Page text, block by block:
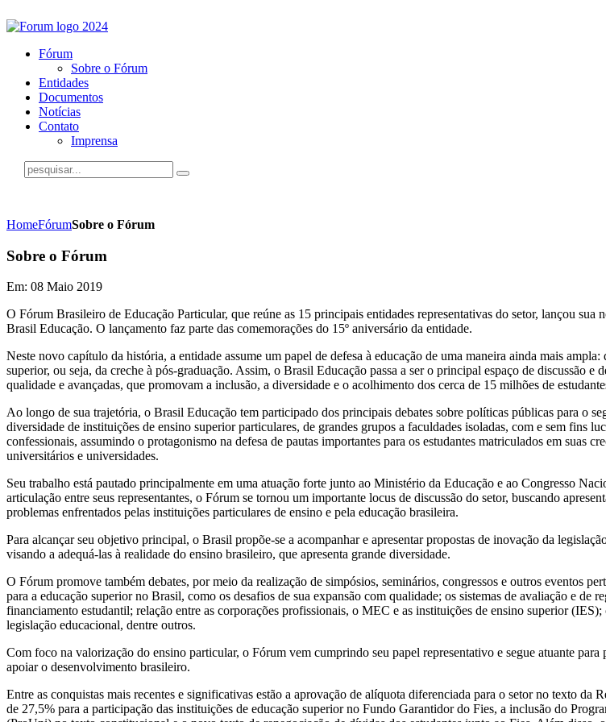
Fórum
Sobre o Fórum
Entidades
Documentos
Notícias
Contato
Imprensa
HomeFórumSobre o Fórum
Sobre o Fórum
Em: 08 Maio 2019
O Fórum Brasileiro de Educação Particular, que reúne as 15 principais entidades representativas do setor, lançou sua
Brasil Educação. O lançamento faz parte das comemorações do 15º aniversário da entidade.
Neste novo capítulo da história, a entidade assume um papel de defesa à educação de uma maneira ainda mais ampla:
superior, ou seja, da creche à pós-graduação. Assim, o Brasil Educação passa a ser o principal espaço de discussão e
qualidade e avançadas, que promovam a inclusão, a diversidade e o acolhimento dos cerca de 15 milhões de
Ao longo de sua trajetória, o Brasil Educação tem participado dos principais debates sobre políticas públicas para o
diversidade de instituições de ensino superior particulares, de grandes grupos a faculdades isoladas, com e sem fins
confessionais, assumindo o protagonismo na defesa de pautas importantes para os estudantes matriculados em suas
universitários e universidades.
Seu trabalho está pautado principalmente em uma atuação forte junto ao Ministério da Educação e ao Congresso
articulação entre seus representantes, o Fórum se tornou um importante locus de discussão do setor, buscando
problemas enfrentados pelas instituições particulares de ensino e pela educação brasileira.
Para alcançar seu objetivo principal, o Brasil propõe-se a acompanhar e apresentar propostas de inovação da
visando a adequá-las à realidade do ensino brasileiro, que apresenta grande diversidade.
O Fórum promove também debates, por meio da realização de simpósios, seminários, congressos e outros eventos
para a educação superior no Brasil, como os desafios de sua expansão com qualidade; os sistemas de avaliação e de
financiamento estudantil; relação entre as corporações profissionais, o MEC e as instituições de ensino superior
legislação educacional, dentre outros.
Com foco na valorização do ensino particular, o Fórum vem cumprindo seu papel representativo e segue atuante
apoiar o desenvolvimento brasileiro.
Entre as conquistas mais recentes e significativas estão a aprovação de alíquota diferenciada para o setor no texto da
de 27,5% para a participação das instituições de educação superior no Fundo Garantidor do Fies, a inclusão do